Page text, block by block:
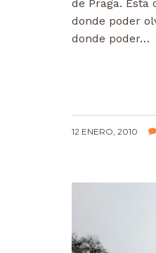
de Praga. Esta
donde poder
donde poder…
12 ENERO, 2010